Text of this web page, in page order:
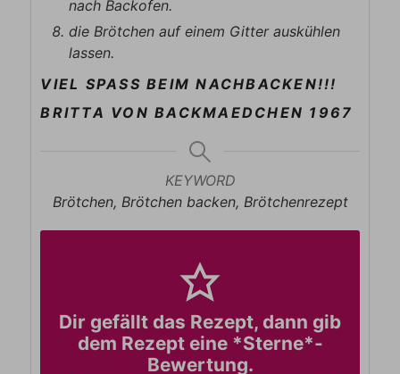
nach Backofen.
die Brötchen auf einem Gitter auskühlen
lassen.
VIEL SPASS BEIM NACHBACKEN!!!
BRITTA VON BACKMAEDCHEN 1967
KEYWORD
Brötchen, Brötchen backen, Brötchenrezept
Dir gefällt das Rezept, dann gib
dem Rezept eine *Sterne*-
Bewertung.